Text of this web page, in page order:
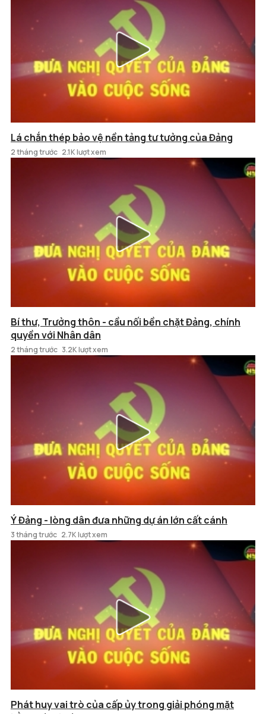
Lá chắn thép bảo vệ nền tảng tư tưởng của Đảng
2 tháng trước 2.1K lượt xem
Bí thư, Trưởng thôn - cầu nối bền chặt Đảng, chính
quyền với Nhân dân
2 tháng trước 3.2K lượt xem
Ý Đảng - lòng dân đưa những dự án lớn cất cánh
3 tháng trước 2.7K lượt xem
Phát huy vai trò của cấp ủy trong giải phóng mặt